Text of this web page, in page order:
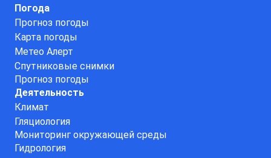
Погода
Прогноз погоды
Карта погоды
Метео Алерт
Спутниковые снимки
Прогноз погоды
Деятельность
Климат
Гляциология
Мониторинг окружающей среды
Гидрология